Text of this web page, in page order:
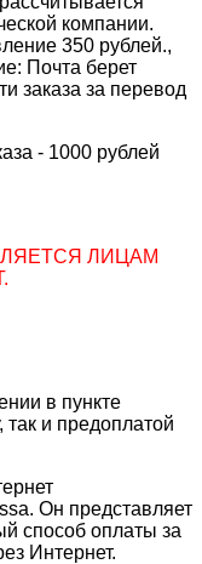
компании.
350 рублей.,
Почта берет
заказа за перевод
- 1000 рублей
ЛИЦАМ
в пункте
и предоплатой
Он представляет
способ оплаты за
Интернет.